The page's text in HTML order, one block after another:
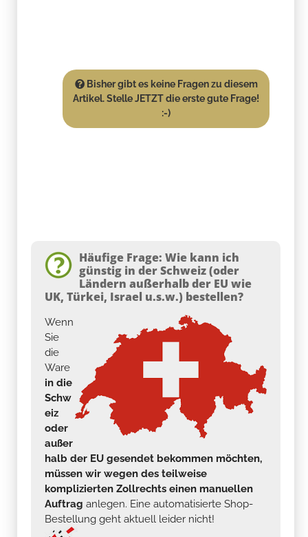
Bisher gibt es keine Fragen zu diesem
Artikel. Stelle JETZT die erste gute Frage!
:-)
Häufige Frage: Wie kann ich
günstig in der Schweiz (oder
Ländern außerhalb der EU wie
UK, Türkei, Israel u.s.w.) bestellen?
Wenn
Sie
die
Ware
in die
Schw
eiz
oder
außer
halb der EU gesendet bekommen möchten,
müssen wir wegen des teilweise
komplizierten Zollrechts einen manuellen
Auftrag anlegen. Eine automatisierte Shop-
Bestellung geht aktuell leider nicht!